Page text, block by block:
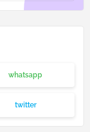
whatsapp
twitter